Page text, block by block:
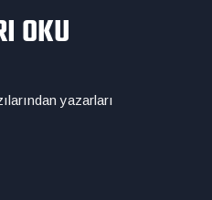
yazarları